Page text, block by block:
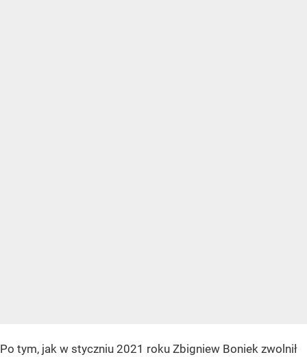
Po tym, jak w styczniu 2021 roku Zbigniew Boniek zwolnił